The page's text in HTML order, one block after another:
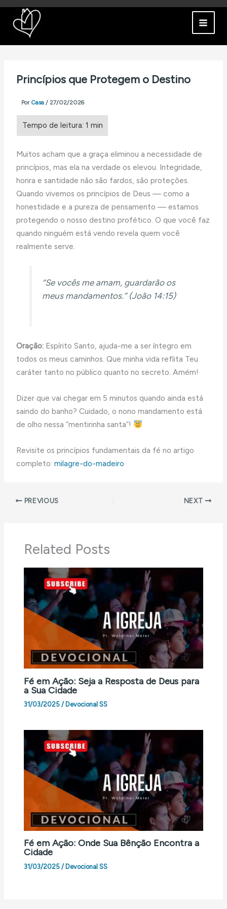
Ir
para
conteúdo
Princípios que Protegem o Destino
Por Casa/27/02/2026
Muitos acham que a graça eliminou a necessidade de
princípios, mas ela na verdade os elevou. Integridade,
honra e santidade não são fardos, são proteções.
Quando vivemos os princípios de Deus — como a
honestidade e a pureza de pensamento — estamos
protegendo o nosso destino profético. O que você faz
quando ninguém está vendo revela quem você
realmente serve.
“Se vocês me amam, guardarão os
meus mandamentos.” (João 14:15)
Oração: Espírito Santo, ajuda-me a ser íntegro em
todos os meus caminhos. Que minha vida reflita Teu
caráter tanto no público quanto no secreto. Amém!
Dizer que vai chegar em 5 minutos quando ainda está
saindo do banho? Cuidado, o nono mandamento está
de olho nessa “mentirinha santa”!
Revisite os princípios fundamentais da fé no artigo
completo:milagre-do-madeiro
PREVIOUS NEXT
Related Posts
Fé em Ação: Seja a Resposta de Deus para
a Sua Cidade
31/03/2025/ Devocional SS
Fé em Ação: Onde Sua Bênção Encontra a
Cidade
31/03/2025/ Devocional SS